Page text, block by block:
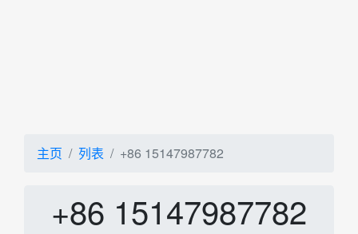
主页 列表 +86 15147987782
+86 15147987782